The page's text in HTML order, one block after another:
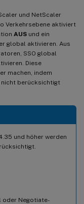
und NetScaler
Verkehrsebene aktiviert
AUS und ein
global aktivieren. Aus
SSO global
Diese
machen, indem
nicht berücksichtigt
und höher werden
oder Negotiate-